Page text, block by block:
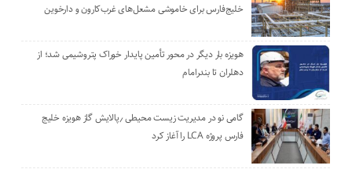
خلیج‌فارس برای خاموشی مشعل‌های غرب‌کارون و دارخوین
هویزه بار دیگر در محور تأمین پایدار خوراک پتروشیمی شد؛ از
دهلران تا بندرامام
گامی نو در مدیریت زیست ‌محیطی ٫پالایش گاز هویزه خلیج
‌فارس پروژه LCA را آغاز کرد